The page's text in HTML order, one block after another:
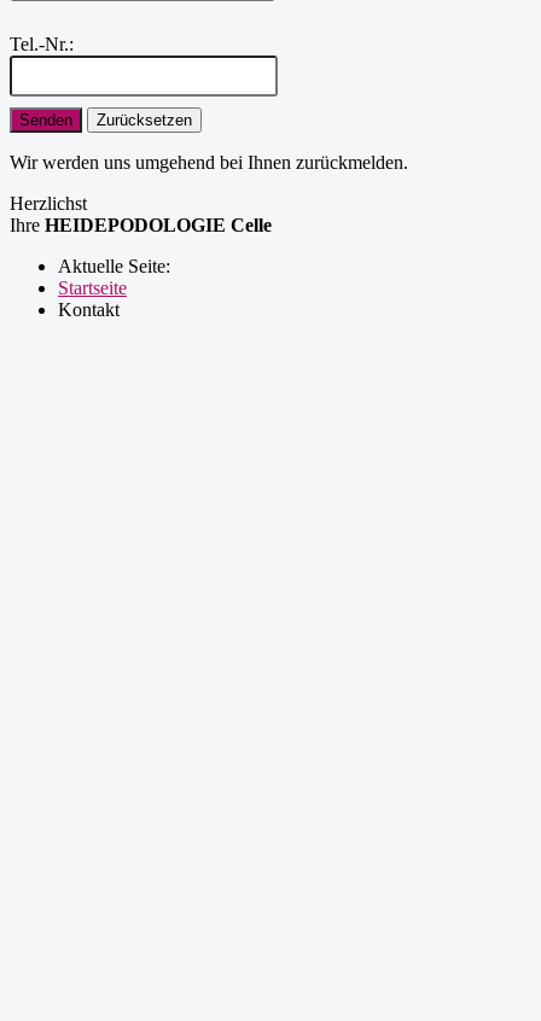
Tel.-Nr.:
Senden Zurücksetzen
Wir werden uns umgehend bei Ihnen zurückmelden.
Herzlichst
Ihre HEIDEPODOLOGIE Celle
Aktuelle Seite:
Startseite
Kontakt